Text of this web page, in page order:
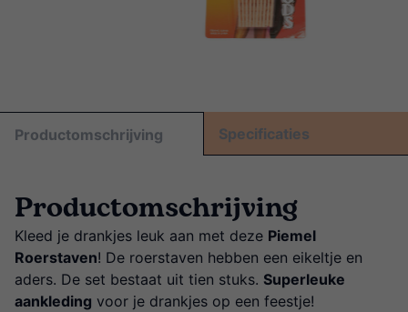
Productomschrijving Specificaties
Productomschrijving
Kleed je drankjes leuk aan met deze Piemel
Roerstaven! De roerstaven hebben een eikeltje en
aders. De set bestaat uit tien stuks. Superleuke
aankleding voor je drankjes op een feestje!